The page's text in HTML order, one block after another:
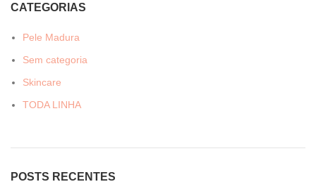
CATEGORIAS
Pele Madura
Sem categoria
Skincare
TODA LINHA
POSTS RECENTES